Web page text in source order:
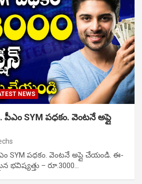
NEWS
పీఎం SYM పధకం. వెంటనే అప్లై
SYM పధకం. వెంటనే అప్లై చేయండి. ఈ-
భవిష్యత్తు – రూ.3000…